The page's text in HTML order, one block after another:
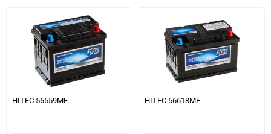
HITEC 56559MF HITEC 56618MF